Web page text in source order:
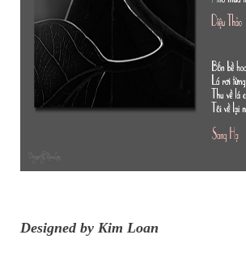
Designed by Kim Loan